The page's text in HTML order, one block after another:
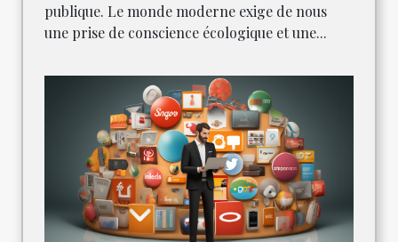
publique. Le monde moderne exige de nous
une prise de conscience écologique et une...